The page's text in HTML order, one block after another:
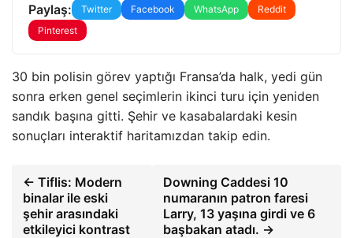
Paylaş: Twitter Facebook WhatsApp
Reddit
Pinterest
30 bin polisin görev yaptığı Fransa’da halk, yedi gün
sonra erken genel seçimlerin ikinci turu için yeniden
sandık başına gitti. Şehir ve kasabalardaki kesin
sonuçları interaktif haritamızdan takip edin.
← Tiflis: Modern
binalar ile eski
şehir arasındaki
etkileyici kontrast
Downing Caddesi 10
numaranın patron faresi
Larry, 13 yaşına girdi ve 6
başbakan atadı. →